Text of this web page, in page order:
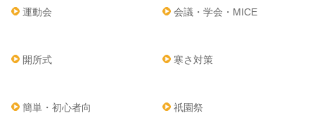
運動会 会議・学会・MICE
開所式 寒さ対策
簡単・初心者向 祇園祭